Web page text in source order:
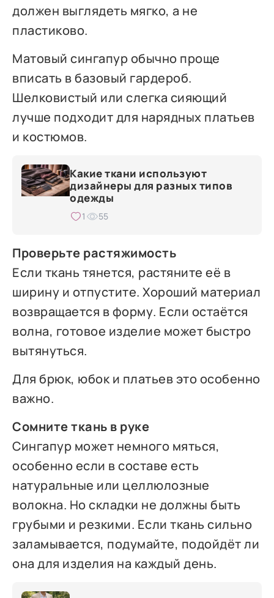
должен выглядеть мягко, а не
пластиково.
Матовый сингапур обычно проще
вписать в базовый гардероб.
Шелковистый или слегка сияющий
лучше подходит для нарядных платьев
и костюмов.
Какие ткани используют
дизайнеры для разных типов
одежды
1 55
Проверьте растяжимость
Если ткань тянется, растяните её в
ширину и отпустите. Хороший материал
возвращается в форму. Если остаётся
волна, готовое изделие может быстро
вытянуться.
Для брюк, юбок и платьев это особенно
важно.
Сомните ткань в руке
Сингапур может немного мяться,
особенно если в составе есть
натуральные или целлюлозные
волокна. Но складки не должны быть
грубыми и резкими. Если ткань сильно
заламывается, подумайте, подойдёт ли
она для изделия на каждый день.